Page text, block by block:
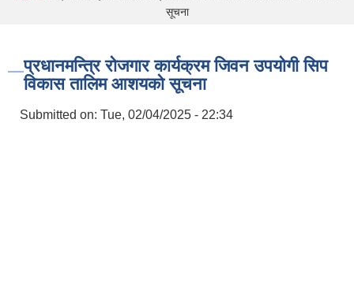
सूचना
प्रधानमन्त्रि रोजगार कार्यक्रम जिवन उपयोगी सिप
विकास तालिम आशयको सूचना
Submitted on: Tue, 02/04/2025 - 22:34